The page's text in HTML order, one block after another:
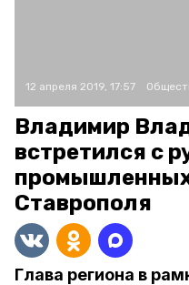
12 апреля 2019, 17:57
Владимир
встретился с
Ставрополя
Глава региона в